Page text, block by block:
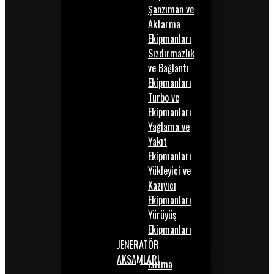
Şanzıman ve
Aktarma
Ekipmanları
Sızdırmazlık
ve Bağlantı
Ekipmanları
Turbo ve
Ekipmanları
Yağlama ve
Yakıt
Ekipmanları
Yükleyici ve
Kazıyıcı
Ekipmanları
Yürüyüş
Ekipmanları
JENERATÖR
AKSAMLARIIsıtma